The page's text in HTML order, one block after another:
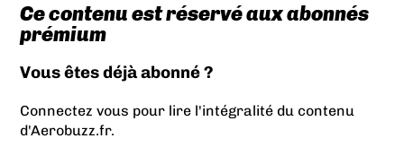
Ce contenu est réservé aux abonnés
prémium
Vous êtes déjà abonné ?
Connectez vous pour lire l'intégralité du contenu
d'Aerobuzz.fr.